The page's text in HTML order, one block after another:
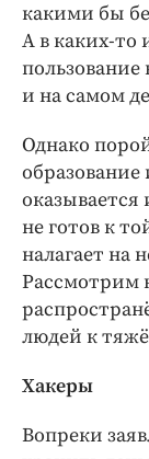
какими бы
А в каких-то
и на самом
Однако
образование
оказывается
не готов к
налагает на
Рассмотрим
людей к
Хакеры
Вопреки